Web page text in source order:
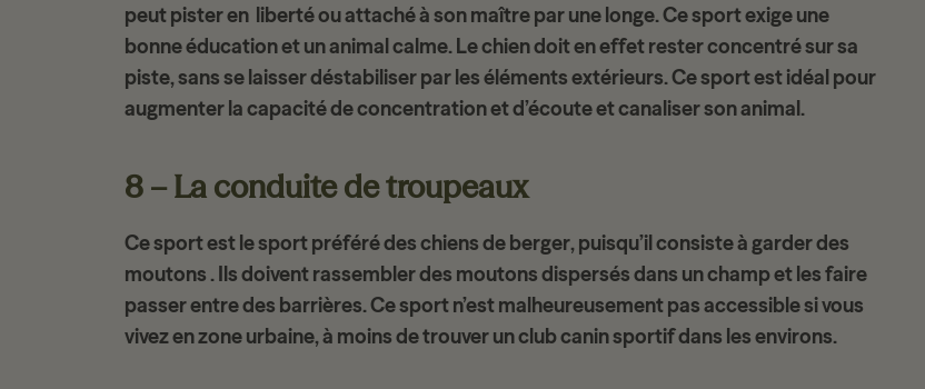
peut pister en liberté ou attaché à son maître par une longe. Ce sport exige une
bonne éducation et un animal calme. Le chien doit en effet rester concentré sursa
piste, sans se laisser déstabiliser par les éléments extérieurs. Ce sport est idéal pour
augmenter la capacité de concentration et d’écoute et canaliser son animal.
8 – La conduite de troupeaux
Ce sport est le sport préféré deschiens de berger, puisqu’il consiste à garder des
moutons . Ils doivent rassembler des moutons dispersés dans un champ et les faire
passer entre des barrières. Ce sport n’est malheureusement pas accessible si vous
vivez en zone urbaine, à moins de trouver un club canin sportif dans les environs.